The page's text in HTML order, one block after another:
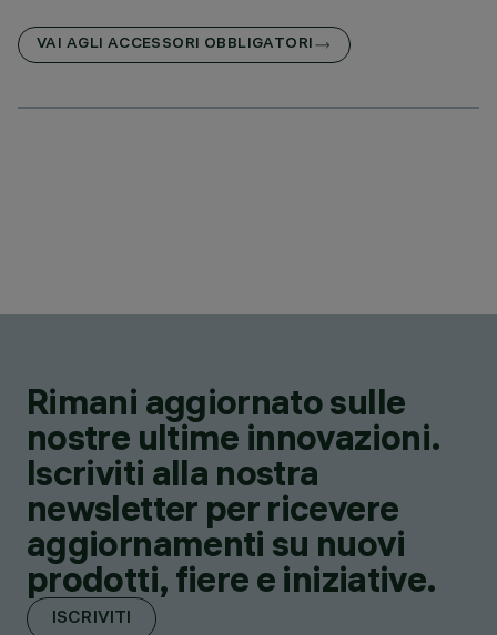
VAI AGLI ACCESSORI OBBLIGATORI
Rimani aggiornato sulle
nostre ultime innovazioni.
Iscriviti alla nostra
newsletter per ricevere
aggiornamenti su nuovi
prodotti, fiere e iniziative.
ISCRIVITI